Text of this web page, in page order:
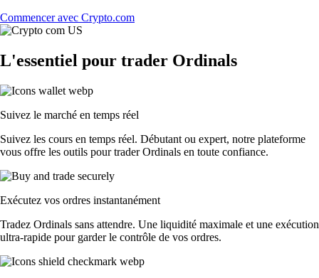
Commencer avec Crypto.com
L'essentiel pour trader Ordinals
Suivez le marché en temps réel
Suivez les cours en temps réel. Débutant ou expert, notre plateforme
vous offre les outils pour trader Ordinals en toute confiance.
Exécutez vos ordres instantanément
Tradez Ordinals sans attendre. Une liquidité maximale et une exécution
ultra-rapide pour garder le contrôle de vos ordres.